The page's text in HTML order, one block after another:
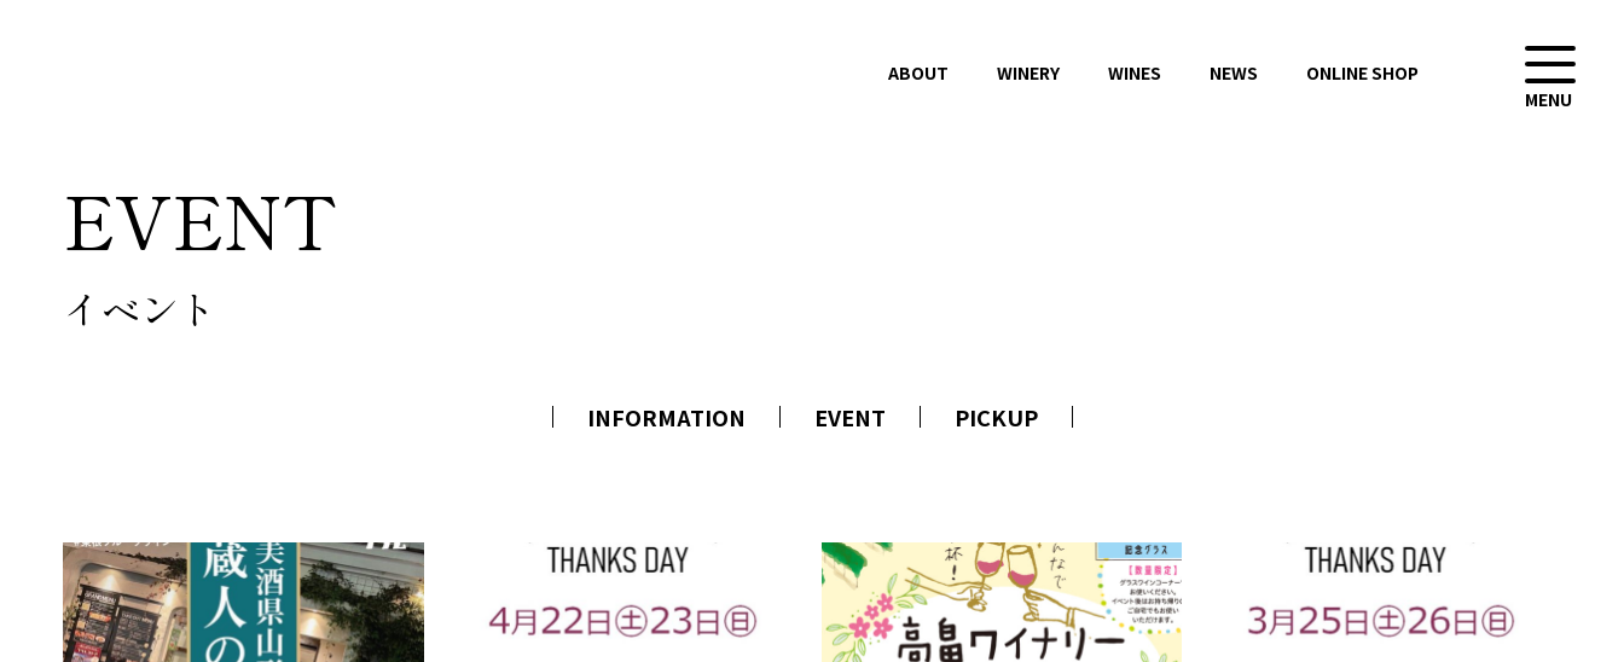
ABOUT WINERY WINES NEWS
ONLINE SHOP
MENU
ビジョン・使命
ワイナリーについて
EVENT
イベント
INFORMATION EVENT PICKUP